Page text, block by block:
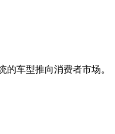
车型推向消费者市场。